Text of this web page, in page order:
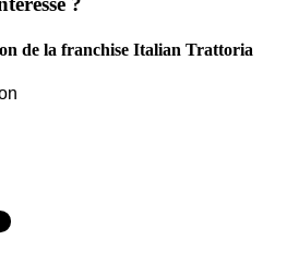
de la franchise Italian Trattoria